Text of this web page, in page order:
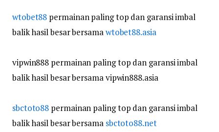
wtobet88 permainan paling top dan garansi imbal
balik hasil besar bersamawtobet88.asia
vipwin888 permainan paling top dan garansi imbal
balik hasil besar bersama vipwin888.asia
sbctoto88 permainan paling top dan garansi imbal
balik hasil besar bersama sbctoto88.net